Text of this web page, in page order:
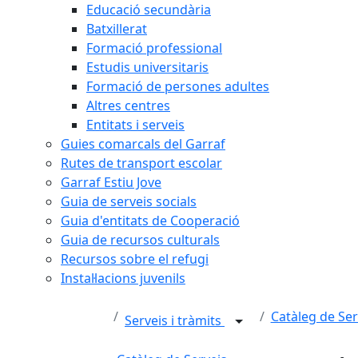
Educació secundària
Batxillerat
Formació professional
Estudis universitaris
Formació de persones adultes
Altres centres
Entitats i serveis
Guies comarcals del Garraf
Rutes de transport escolar
Garraf Estiu Jove
Guia de serveis socials
Guia d'entitats de Cooperació
Guia de recursos culturals
Recursos sobre el refugi
Instal·lacions juvenils
Serveis i tràmits Catàleg de